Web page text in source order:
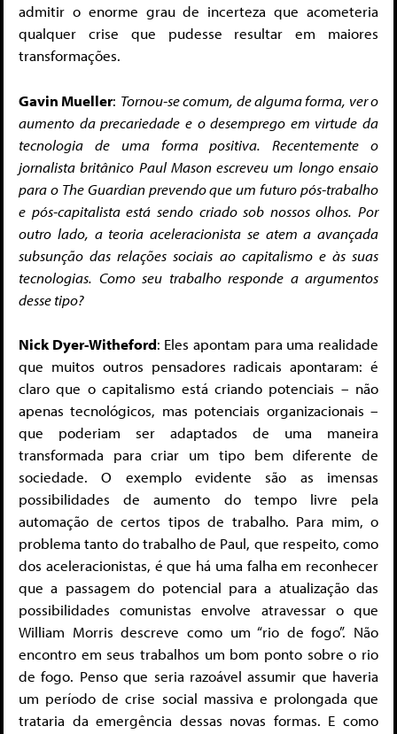
admitir o enorme grau de incerteza que acometeria
qualquer crise que pudesse resultar em maiores
transformações.
Gavin Mueller: Tornou-se comum, de alguma forma, ver o
aumento da precariedade e o desemprego em virtude da
tecnologia de uma forma positiva. Recentemente o
jornalista britânico Paul Mason escreveu um longo ensaio
para o The Guardian prevendo que um futuro pós-trabalho
e pós-capitalista está sendo criado sob nossos olhos. Por
outro lado, a teoria aceleracionista se atem a avançada
subsunção das relações sociais ao capitalismo e às suas
tecnologias. Como seu trabalho responde a argumentos
desse tipo?
Nick Dyer-Witheford: Eles apontam para uma realidade
que muitos outros pensadores radicais apontaram: é
claro que o capitalismo está criando potenciais – não
apenas tecnológicos, mas potenciais organizacionais –
que poderiam ser adaptados de uma maneira
transformada para criar um tipo bem diferente de
sociedade. O exemplo evidente são as imensas
possibilidades de aumento do tempo livre pela
automação de certos tipos de trabalho. Para mim, o
problema tanto do trabalho de Paul, que respeito, como
dos aceleracionistas, é que há uma falha em reconhecer
que a passagem do potencial para a atualização das
possibilidades comunistas envolve atravessar o que
William Morris descreve como um “rio de fogo”. Não
encontro em seus trabalhos um bom ponto sobre o rio
de fogo. Penso que seria razoável assumir que haveria
um período de crise social massiva e prolongada que
trataria da emergência dessas novas formas. E como